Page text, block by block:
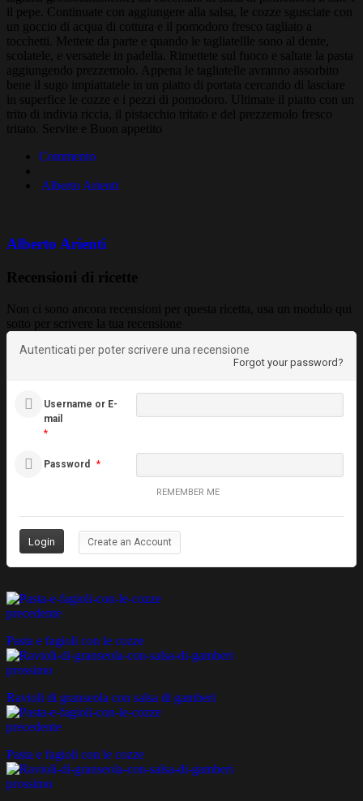
il pepe. Continuate con aggiungere alla salsa, le cozze sgusciate con
un goccio di acqua di cottura e il pomodoro fresco tagliato a
tocchetti. Mettete da parte e quando le tagliatellle sono al dente,
scolatele, e versatele in padella. Rimettete sul fuoco e saltate la pasta
aggiungendo prezzemolo. Appena le tagliatelle avranno assorbito
bene il sugo impiattatele in un piatto di portata cercando di lasciare
in superfice le cozze e i pezzi di pomodoro. Ultimate il piatto con un
trito di indivia riccia, il pistacchio tritato e del prezzemolo fresco
tritato. Servite e Buon appetito
Commento
Alberto Arienti
Alberto Arienti
Recensioni di ricette
Non ci sono ancora recensioni per questa ricetta, usa un modulo qui
sotto per scrivere la tua recensione
Autenticati per poter scrivere una recensione
Forgot your password?
Username or E-
mail
*
Password *
REMEMBER ME
Create an Account
precedente
Pasta e fagioli con le cozze
prossimo
Ravioli di granseola con salsa di gamberi
precedente
Pasta e fagioli con le cozze
prossimo